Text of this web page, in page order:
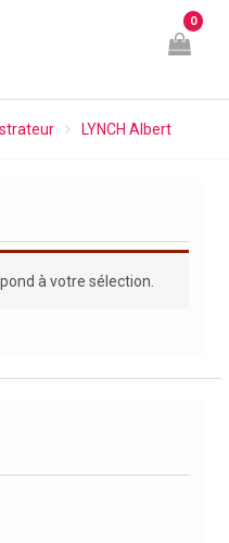
0
LYNCH Albert
à votre sélection.